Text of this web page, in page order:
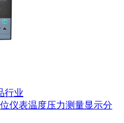
行业
仪表温度压力测量显示分